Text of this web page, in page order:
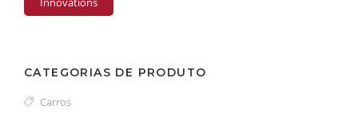
CATEGORIAS DE PRODUTO
Carros